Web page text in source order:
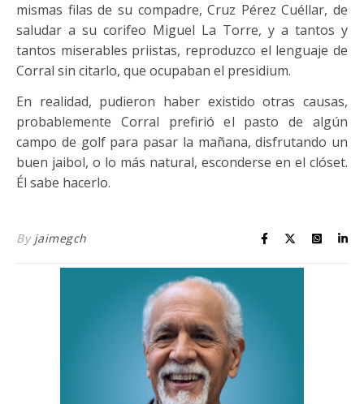
mismas filas de su compadre, Cruz Pérez Cuéllar, de
saludar a su corifeo Miguel La Torre, y a tantos y
tantos miserables priistas, reproduzco el lenguaje de
Corral sin citarlo, que ocupaban el presidium.
En realidad, pudieron haber existido otras causas,
probablemente Corral prefirió el pasto de algún
campo de golf para pasar la mañana, disfrutando un
buen jaibol, o lo más natural, esconderse en el clóset.
Él sabe hacerlo.
By jaimegch